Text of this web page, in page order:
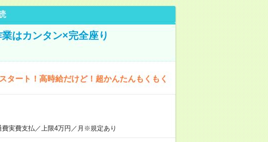
はカンタン×完全座り
タート！高時給だけど！超かんたんもくもく
実費支払／上限4万円／月※規定あり